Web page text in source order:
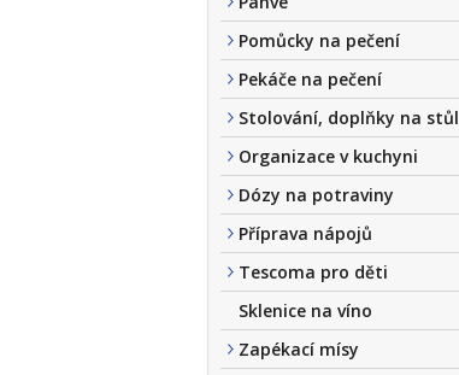
Pomůcky na pečení
Pekáče na pečení
Stolování, doplňky na stůl
Organizace v kuchyni
Dózy na potraviny
Příprava nápojů
Tescoma pro děti
Sklenice na víno
Zapékací mísy